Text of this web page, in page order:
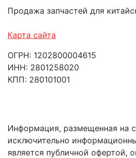
Продажа запчастей для
Карта сайта
ОГРН: 1202800004615
ИНН: 2801258020
КПП: 280101001
Информация, размещенная на
исключительно
является публичной офертой,